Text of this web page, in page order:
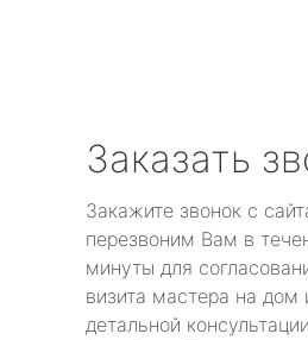
Заказать
Закажите звонок с
перезвоним Вам в
минуты для
визита мастера на дом
детальной